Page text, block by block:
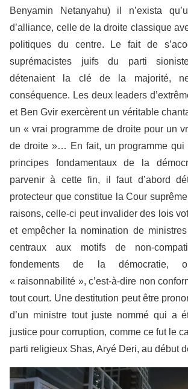
Benyamin Netanyahu) il n’exista
d’alliance, celle de la droite classique
politiques du centre. Le fait de
suprémacistes juifs du parti
détenaient la clé de la majorité,
conséquence. Les deux leaders
et Ben Gvir exercèrent un véritable
un « vrai programme de droite pour un
de droite »… En fait, un programme qui
principes fondamentaux de la
parvenir à cette fin, il faut d’abord
protecteur que constitue la Cour
raisons, celle-ci peut invalider des lois
et empêcher la nomination de
centraux aux motifs de non-
fondements de la démocratie,
« raisonnabilité », c’est-à-dire non
tout court. Une destitution peut être
d’un ministre tout juste nommé qui a
justice pour corruption, comme ce fut le
parti religieux Shas, Aryé Deri, au début